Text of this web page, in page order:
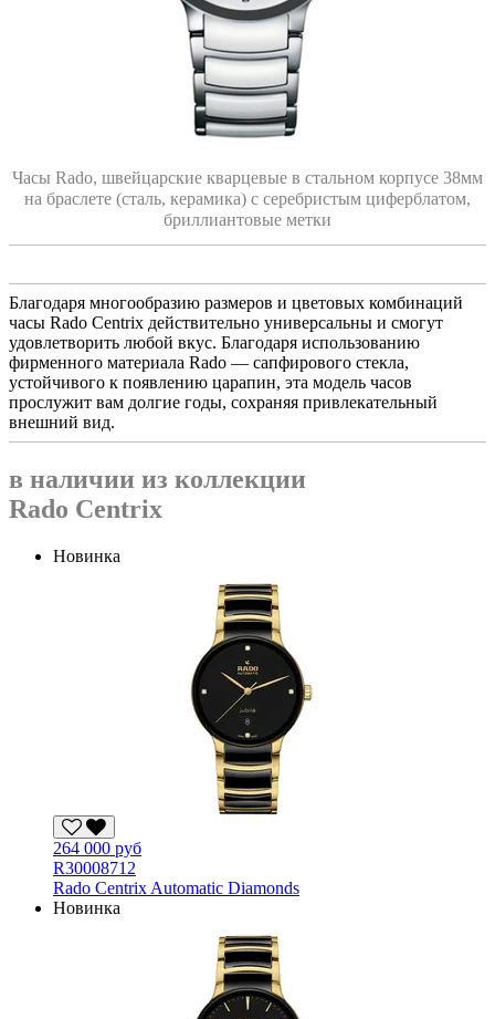
Часы Rado, швейцарские кварцевые в стальном корпусе 38мм
на браслете (сталь, керамика) с серебристым циферблатом,
бриллиантовые метки
Благодаря многообразию размеров и цветовых комбинаций
часы Rado Centrix действительно универсальны и смогут
удовлетворить любой вкус. Благодаря использованию
фирменного материала Rado — сапфирового стекла,
устойчивого к появлению царапин, эта модель часов
прослужит вам долгие годы, сохраняя привлекательный
внешний вид.
в наличии из коллекции
Rado Centrix
Новинка
264 000 руб
R30008712
Rado Centrix Automatic Diamonds
Новинка